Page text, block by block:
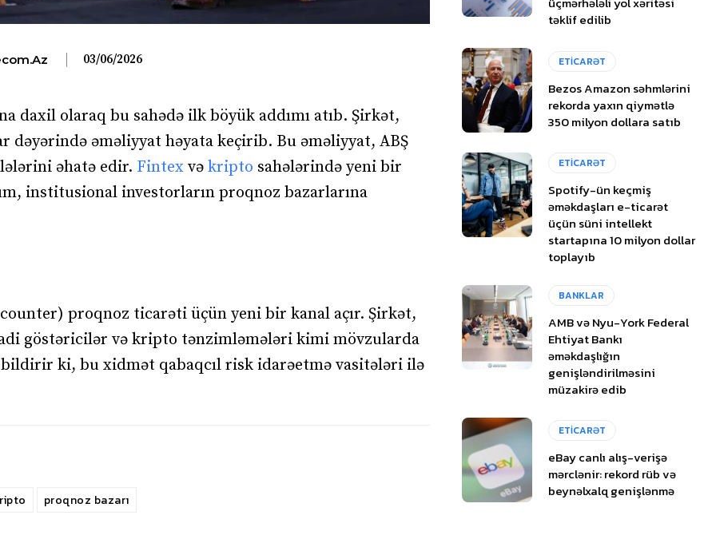
03/06/2026
daxil olaraq bu sahədə ilk böyük addımı atıb. Şirkət,
əməliyyat həyata keçirib. Bu əməliyyat, ABŞ
əhatə edir. Fintex və kripto sahələrində yeni bir
institusional investorların proqnoz bazarlarına
proqnoz ticarəti üçün yeni bir kanal açır. Şirkət,
göstəricilər və kripto tənzimləmələri kimi mövzularda
ki, bu xidmət qabaqcıl risk idarəetmə vasitələri ilə
proqnoz bazarı
təklif edilib
ETİCARƏT
Bezos Amazon səhmlərini
rekorda yaxın qiymətlə
350 milyon dollara satıb
ETİCARƏT
Spotify-ün keçmiş
əməkdaşları e-ticarət
üçün süni intellekt
startapına 10 milyon dollar
toplayıb
BANKLAR
AMB və Nyu-York Federal
Ehtiyat Bankı
əməkdaşlığın
genişləndirilməsini
müzakirə edib
ETİCARƏT
eBay canlı alış-verişə
mərclənir: rekord rüb və
beynəlxalq genişlənmə